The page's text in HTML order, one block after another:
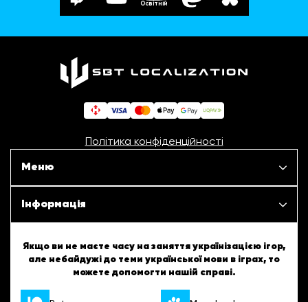
Освітній
Політика конфіденційності
Меню
Наші проєкти
Інформація
ШБТурнір
ШБТворчість
Якщо ви не маєте часу на заняття українізацією ігор,
але небайдужі до теми української мови в іграх, то
можете допомогти нашій справі.